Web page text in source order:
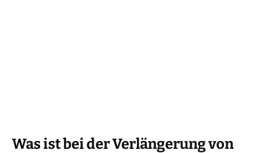
Was ist bei der Verlängerung von